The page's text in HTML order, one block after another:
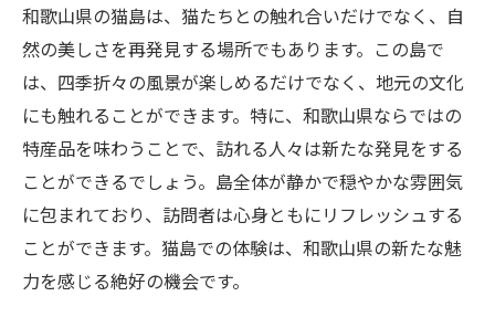
和歌山県の猫島で心をリセット
和歌山県猫島でのリフレッシュ方法
心豊かに過ごせる和歌山県猫島
和歌山県猫島で心身をリフレッシュ
和歌山県の猫島で心を癒す旅路
和歌山県の猫島で自然と猫を満喫
和歌山県猫島で自然と猫を満喫する方法
和歌山県の猫島での自然体験
和歌山県の猫島は、猫たちとの触れ合いだけでなく、自
然の美しさを再発見する場所でもあります。この島で
は、四季折々の風景が楽しめるだけでなく、地元の文化
にも触れることができます。特に、和歌山県ならではの
特産品を味わうことで、訪れる人々は新たな発見をする
ことができるでしょう。島全体が静かで穏やかな雰囲気
に包まれており、訪問者は心身ともにリフレッシュする
ことができます。猫島での体験は、和歌山県の新たな魅
力を感じる絶好の機会です。